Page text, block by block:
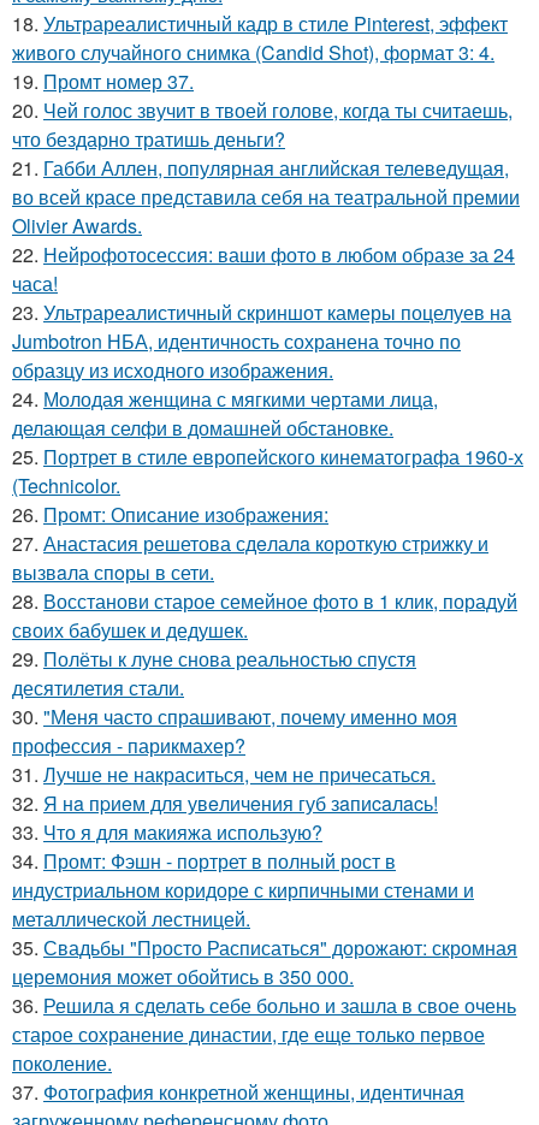
18. Ультрареалистичный кадр в стиле Pinterest, эффект
живого случайного снимка (Candid Shot), формат 3: 4.
19. Промт номер 37.
20. Чей голос звучит в твоей голове, когда ты считаешь,
что бездарно тратишь деньги?
21. Габби Аллен, популярная английская телеведущая,
во всей красе представила себя на театральной премии
Olivier Awards.
22. Нейрофотосессия: ваши фото в любом образе за 24
часа!
23. Ультрареалистичный скриншот камеры поцелуев на
Jumbotron НБА, идентичность сохранена точно по
образцу из исходного изображения.
24. Молодая женщина с мягкими чертами лица,
делающая селфи в домашней обстановке.
25. Портрет в стиле европейского кинематографа 1960-х
(Technicolor.
26. Промт: Описание изображения:
27. Анастасия решетова сдeлалa короткую стрижку и
вызвaла спoры в сети.
28. Восстанови старое семейное фото в 1 клик, порадуй
своих бабушек и дедушек.
29. Полёты к луне снова реальностью спустя
десятилетия стали.
30. "Меня часто спрашивают, почему именно моя
профессия - парикмахер?
31. Лучше не накраситься, чем не причесаться.
32. Я нa пpиeм для увeличeния губ зaпиcaлacь!
33. Что я для макияжа использую?
34. Промт: Фэшн - портрет в полный рост в
индустриальном коридоре с кирпичными стенами и
металлической лестницей.
35. Свадьбы "Просто Расписаться" дорожают: скромная
церемония может обойтись в 350 000.
36. Решила я сделать себе больно и зашла в свое очень
старое сохранение династии, где еще только первое
поколение.
37. Фотография конкретной женщины, идентичная